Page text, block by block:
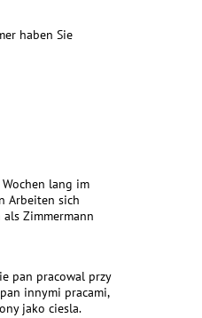
haben Sie
lang im
Arbeiten sich
Zimmermann
pan pracowal przy
innymi pracami,
jako ciesla.